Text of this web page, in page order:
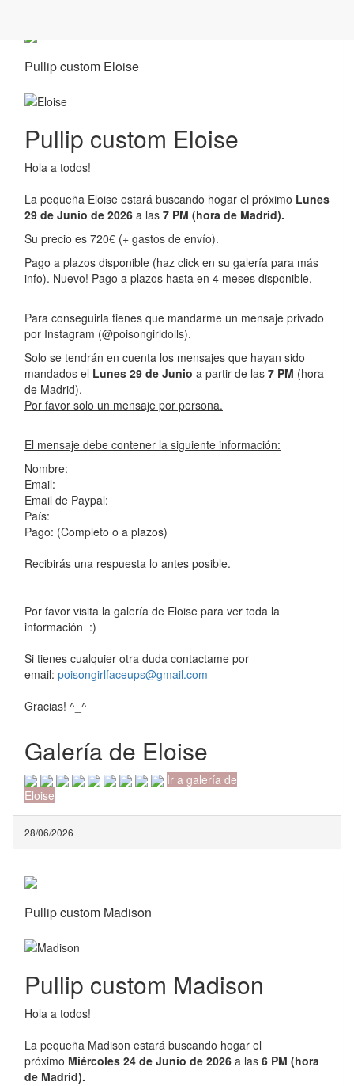
Pullip custom Eloise
Pullip custom Eloise
Hola a todos!
La pequeña Eloise estará buscando hogar el próximo Lunes
29 de Junio de 2026 a las 7 PM (hora de Madrid).
Su precio es 720€ (+ gastos de envío).
Pago a plazos disponible (haz click en su galería para más
info). Nuevo! Pago a plazos hasta en 4 meses disponible.
Para conseguirla tienes que mandarme un mensaje privado
por Instagram (@poisongirldolls).
Solo se tendrán en cuenta los mensajes que hayan sido
mandados el Lunes 29 de Junio a partir de las 7 PM (hora
de Madrid).
Por favor solo un mensaje por persona.
El mensaje debe contener la siguiente información:
Nombre:
Email:
Email de Paypal:
País:
Pago: (Completo o a plazos)
Recibirás una respuesta lo antes posible.
Por favor visita la galería de Eloise para ver toda la
información :)
Si tienes cualquier otra duda contactame por
email: poisongirlfaceups@gmail.com
Gracias! ^_^
Galería de Eloise
Ir a galería de
Eloise
28/06/2026
Pullip custom Madison
Pullip custom Madison
Hola a todos!
La pequeña Madison estará buscando hogar el
próximo Miércoles 24 de Junio de 2026 a las 6 PM (hora
de Madrid).